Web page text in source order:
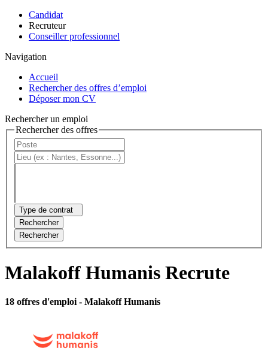
Candidat
Recruteur
Conseiller professionnel
Navigation
Accueil
Rechercher des offres d’emploi
Déposer mon CV
Rechercher un emploi
Rechercher des offres
Type de contrat
Rechercher
Rechercher
Malakoff Humanis Recrute
18 offres d'emploi - Malakoff Humanis